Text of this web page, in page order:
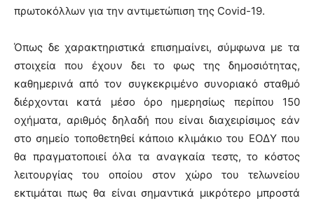
πρωτοκόλλων για την αντιμετώπιση της Covid-19.
Όπως δε χαρακτηριστικά επισημαίνει, σύμφωνα με τα
στοιχεία που έχουν δει το φως της δημοσιότητας,
καθημερινά από τον συγκεκριμένο συνοριακό σταθμό
διέρχονται κατά μέσo όρο ημερησίως περίπου 150
οχήματα, αριθμός δηλαδή που είναι διαχειρίσιμος εάν
στο σημείο τοποθετηθεί κάποιο κλιμάκιο του ΕΟΔΥ που
θα πραγματοποιεί όλα τα αναγκαία τεστς, το κόστος
λειτουργίας του οποίου στον χώρο του τελωνείου
εκτιμάται πως θα είναι σημαντικά μικρότερο μπροστά